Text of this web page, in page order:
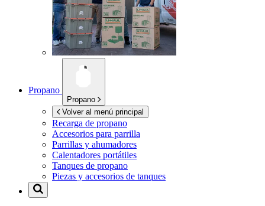
Propano
Propano
Volver al menú principal
Recarga de propano
Accesorios para parrilla
Parrillas y ahumadores
Calentadores portátiles
Tanques de propano
Piezas y accesorios de tanques